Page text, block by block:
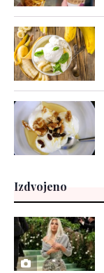
Izdvojeno